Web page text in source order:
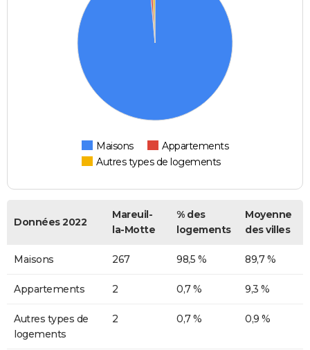
Maisons
Appartements
Autres types de logements
Données 2022
Mareuil-
la-Motte
% des
logements
Moyenne
des villes
Maisons 267 98,5 % 89,7 %
Appartements 2 0,7 % 9,3 %
Autres types de
logements
2 0,7 % 0,9 %